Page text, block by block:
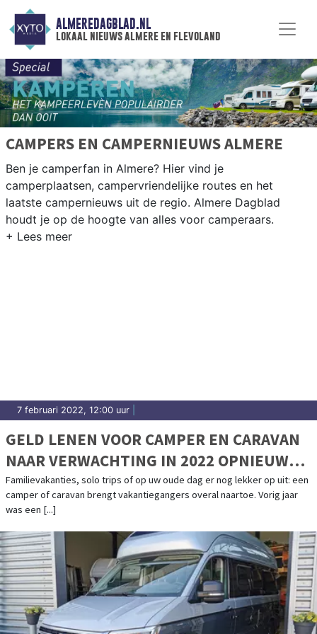
ALMEREDAGBLAD.NL
lokaal nieuws almere en flevoland
CAMPERS EN CAMPERNIEUWS ALMERE
Ben je camperfan in Almere? Hier vind je
camperplaatsen, campervriendelijke routes en het
laatste campernieuws uit de regio. Almere Dagblad
houdt je op de hoogte van alles voor camperaars.
7 februari 2022, 12:00 uur
GELD LENEN VOOR CAMPER EN CARAVAN
NAAR VERWACHTING IN 2022 OPNIEUW
POPULAIR
Familievakanties, solo trips of op uw oude dag er nog lekker op uit: een
camper of caravan brengt vakantiegangers overal naartoe. Vorig jaar
was een [...]